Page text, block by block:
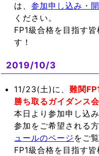
は、参加申し込み・
ください。
FP1級合格を目指す
す！
2019/10/3
11/23(土)に、難関
勝ち取るガイダンス会
本日より参加申し込
参加をご希望される
ュールのページ をご
FP1級合格を目指す